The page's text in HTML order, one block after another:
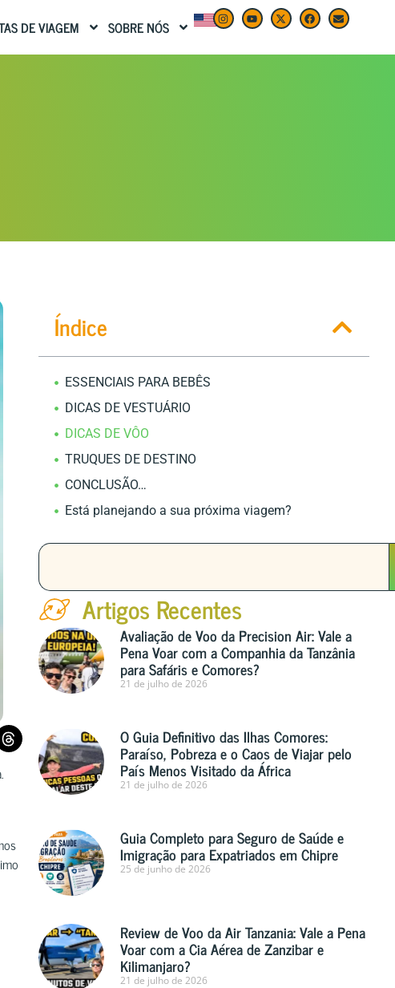
DE VIAGEM SOBRE NÓS
Índice
ESSENCIAIS PARA BEBÊS
DICAS DE VESTUÁRIO
DICAS DE VÔO
TRUQUES DE DESTINO
CONCLUSÃO…
Está planejando a sua próxima viagem?
Artigos Recentes
Avaliação de Voo da Precision Air: Vale a
Pena Voar com a Companhia da Tanzânia
para Safáris e Comores?
21 de julho de 2026
O Guia Definitivo das Ilhas Comores:
Paraíso, Pobreza e o Caos de Viajar pelo
País Menos Visitado da África
21 de julho de 2026
Guia Completo para Seguro de Saúde e
Imigração para Expatriados em Chipre
25 de junho de 2026
Review de Voo da Air Tanzania: Vale a Pena
Voar com a Cia Aérea de Zanzibar e
Kilimanjaro?
21 de julho de 2026